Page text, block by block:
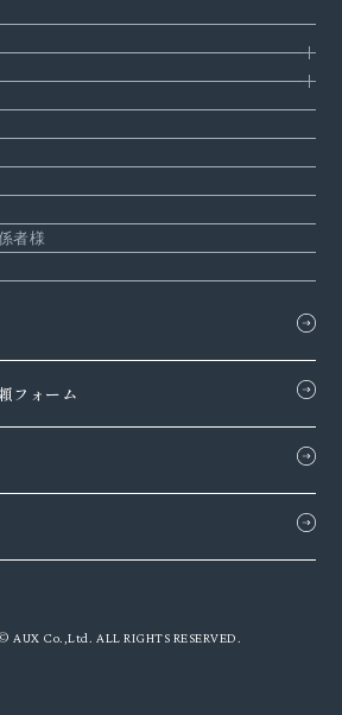
者様
フォーム
AUX Co.,Ltd. ALL RIGHTS RESERVED.